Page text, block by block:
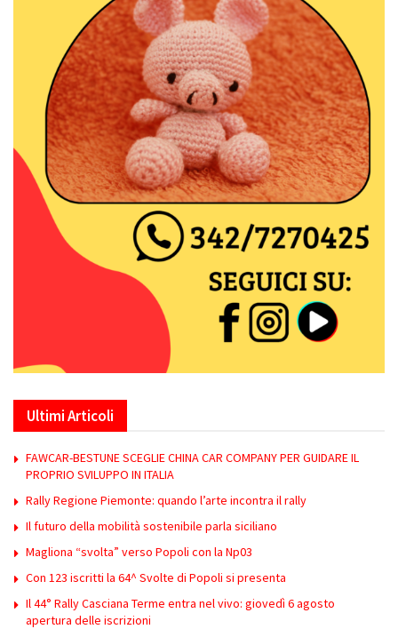
Ultimi Articoli
FAWCAR-BESTUNE SCEGLIE CHINA CAR COMPANY PER GUIDARE IL
PROPRIO SVILUPPO IN ITALIA
Rally Regione Piemonte: quando l’arte incontra il rally
Il futuro della mobilità sostenibile parla siciliano
Magliona “svolta” verso Popoli con la Np03
Con 123 iscritti la 64^ Svolte di Popoli si presenta
Il 44° Rally Casciana Terme entra nel vivo: giovedì 6 agosto
apertura delle iscrizioni